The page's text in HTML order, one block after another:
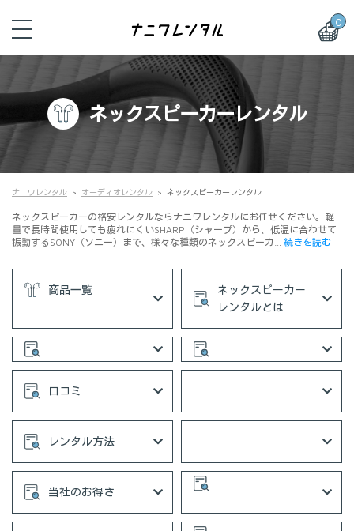
0
ネックスピーカーレンタル
ナニワレンタル オーディオレンタル ネックスピーカーレンタル
ネックスピーカーの格安レンタルならナニワレンタルにお任せください。軽
量で長時間使用しても疲れにくいSHARP（シャープ）から、低温に合わせて
振動するSONY（ソニー）まで、様々な種類のネックスピーカ… 続きを読む
商品一覧
ネックスピーカー
レンタルとは
口コミ
レンタル方法
当社のお得さ